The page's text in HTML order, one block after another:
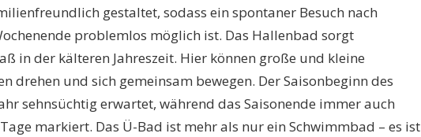
gestaltet, sodass ein spontaner Besuch nach
problemlos möglich ist. Das Hallenbad sorgt
in der kälteren Jahreszeit. Hier können große und kleine
drehen und sich gemeinsam bewegen. Der Saisonbeginn des
sehnsüchtig erwartet, während das Saisonende immer auch
markiert. Das Ü-Bad ist mehr als nur ein Schwimmbad – es ist